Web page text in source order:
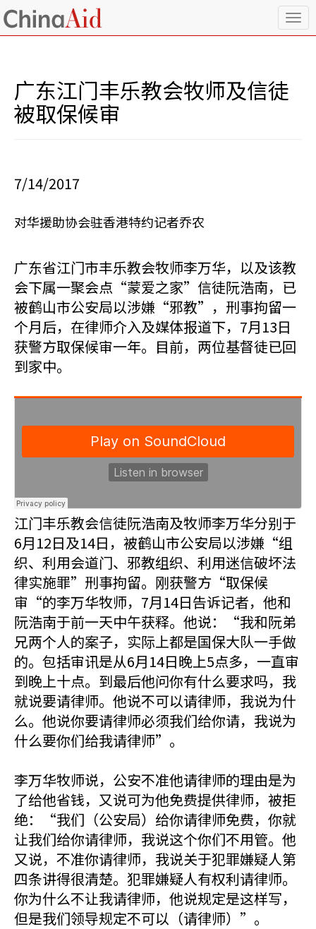
T
o
广东江门丰乐教会牧师及信徒
被取保候审
7/14/2017
对华援助协会驻香港特约记者乔农
广东省江门市丰乐教会牧师李万华，以及该教
会下属一聚会点“蒙爱之家”信徒阮浩南，已
被鹤山市公安局以涉嫌“邪教”，刑事拘留一
个月后，在律师介入及媒体报道下，7月13日
获警方取保候审一年。目前，两位基督徒已回
到家中。
江门丰乐教会信徒阮浩南及牧师李万华分别于
6月12日及14日，被鹤山市公安局以涉嫌“组
织、利用会道门、邪教组织、利用迷信破坏法
律实施罪”刑事拘留。刚获警方“取保候
审“的李万华牧师，7月14日告诉记者，他和
阮浩南于前一天中午获释。他说：“我和阮弟
兄两个人的案子，实际上都是国保大队一手做
的。包括审讯是从6月14日晚上5点多，一直审
到晚上十点。到最后他问你有什么要求吗，我
就说要请律师。他说不可以请律师，我说为什
么。他说你要请律师必须我们给你请，我说为
什么要你们给我请律师”。
李万华牧师说，公安不准他请律师的理由是为
了给他省钱，又说可为他免费提供律师，被拒
绝：“我们（公安局）给你请律师免费，你就
让我们给你请律师，我说这个你们不用管。他
又说，不准你请律师，我说关于犯罪嫌疑人第
四条讲得很清楚。犯罪嫌疑人有权利请律师。
你为什么不让我请律师，他说规定是这样写，
但是我们领导规定不可以（请律师）”。